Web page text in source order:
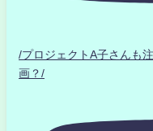
/プロジェクトA子さん
画？/